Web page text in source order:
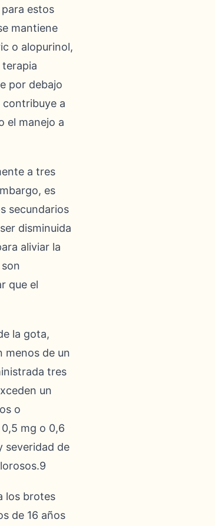
estos
mantiene
o alopurinol,
por debajo
contribuye a
el manejo a
a tres
es
secundarios
disminuida
aliviar la
que el
la gota,
menos de un
tres
un
o
mg o 0,6
severidad de
los brotes
de 16 años